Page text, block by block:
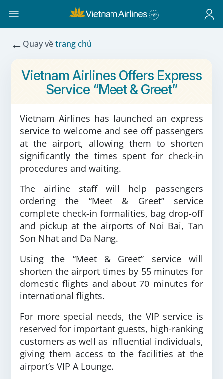
← Quay vềtrang chủ
Vietnam Airlines Offers Express
Service “Meet & Greet”
Vietnam Airlines has launched an express
service to welcome and see off passengers
at the airport, allowing them to shorten
significantly the times spent for check-in
procedures and waiting.
The airline staff will help passengers
ordering the “Meet & Greet” service
complete check-in formalities, bag drop-off
and pickup at the airports of Noi Bai, Tan
Son Nhat and Da Nang.
Using the “Meet & Greet” service will
shorten the airport times by 55 minutes for
domestic flights and about 70 minutes for
international flights.
For more special needs, the VIP service is
reserved for important guests, high-ranking
customers as well as influential individuals,
giving them access to the facilities at the
airport’s VIP A Lounge.